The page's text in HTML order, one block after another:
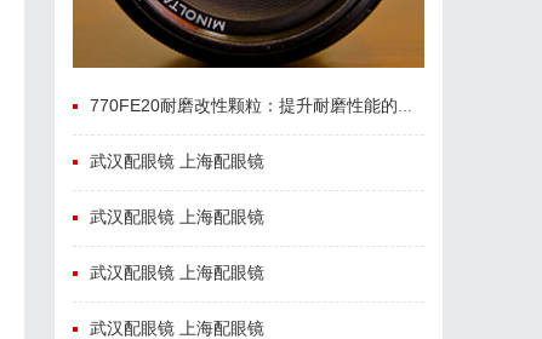
770FE20耐磨改性颗粒：提升耐磨性能的革命性材料
武汉配眼镜 上海配眼镜
武汉配眼镜 上海配眼镜
武汉配眼镜 上海配眼镜
武汉配眼镜 上海配眼镜